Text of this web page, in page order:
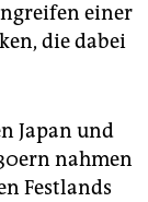
einer
die dabei
Japan und
nahmen
Festlands